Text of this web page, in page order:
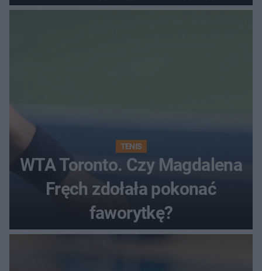
rundzie?
TENIS
WTA Toronto. Czy Magdalena
Fręch zdołała pokonać
faworytkę?